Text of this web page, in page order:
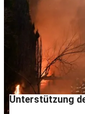
Unterstützung